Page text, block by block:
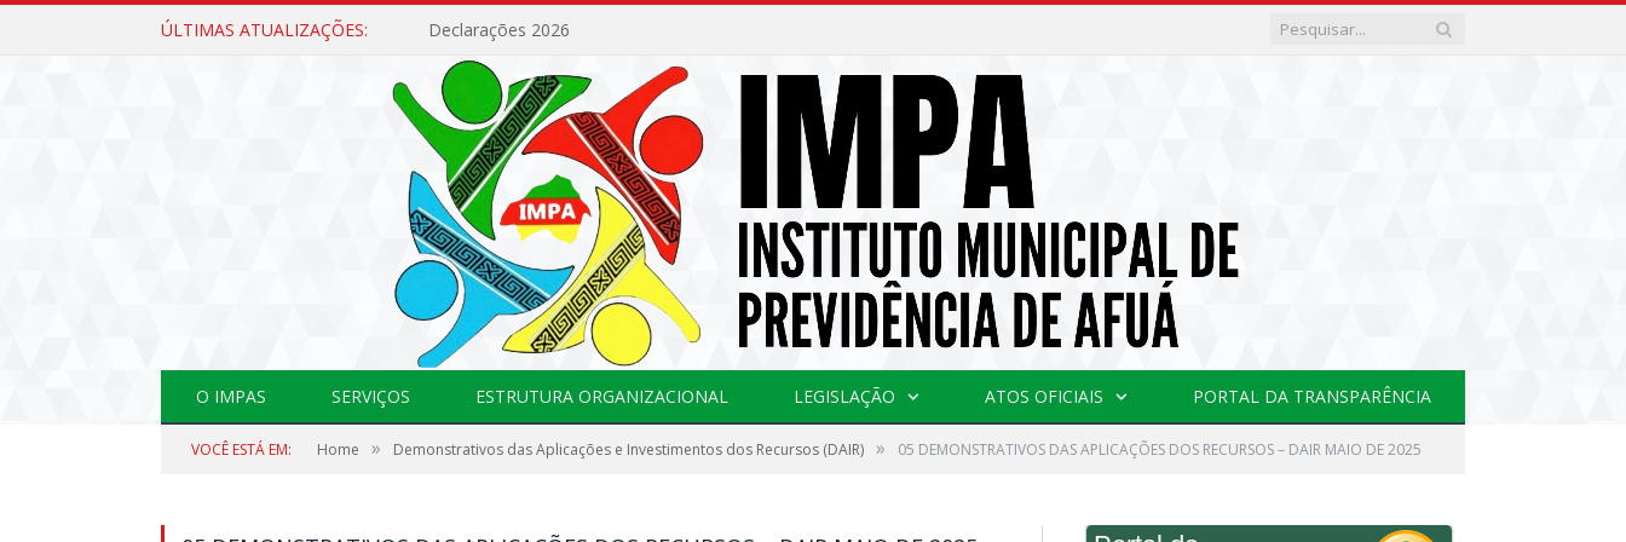
ÚLTIMAS ATUALIZAÇÕES: Declarações 2026
O IMPAS SERVIÇOS ESTRUTURA ORGANIZACIONAL LEGISLAÇÃO ATOS OFICIAIS PORTAL DA TRANSPARÊNCIA
VOCÊ ESTÁ EM: Home » Demonstrativos das Aplicações e Investimentos dos Recursos (DAIR) » 05 DEMONSTRATIVOS DAS APLICAÇÕES DOS RECURSOS – DAIR MAIO DE 2025